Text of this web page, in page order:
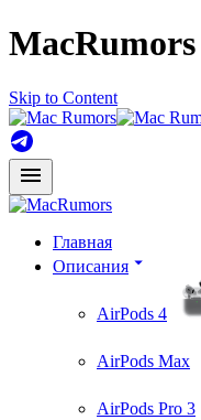
MacRumors
Skip to Content
Главная
Описания
AirPods 4
AirPods Max
AirPods Pro 3